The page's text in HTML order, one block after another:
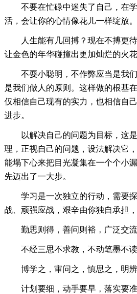
不要在忙碌中迷失了自己，在
活，会让你的心情像花儿一样绽放。
人生能有几回搏？现在不搏更
让金色的年华碰撞出更加灿烂的火花
不耍小聪明，不作弊应当是我
是我们做人的原则。这样做的根基
仅相信自己现有的实力，也相信自
进步。
以解决自己的问题为目标，这
理，正视自己的问题，设法解决它
能塌下心来把目光凝集在一个个小
先迈出了一大步。
学习是一次独立的行动，需要
战、顽强应战，艰辛由你独自承担
勤思则得，善问则裕，广泛交流
不经三思不求教，不动笔墨不读
博学之，审问之，慎思之，明辨
计划要细，动手要早，落实要